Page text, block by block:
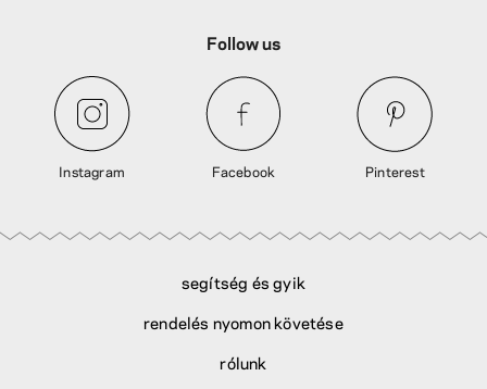
Follow us
Instagram Facebook Pinterest
segítség és gyik
rendelés nyomon követése
rólunk